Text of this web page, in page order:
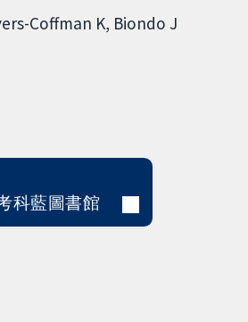
Coffman K Biondo J
科藍圖書館